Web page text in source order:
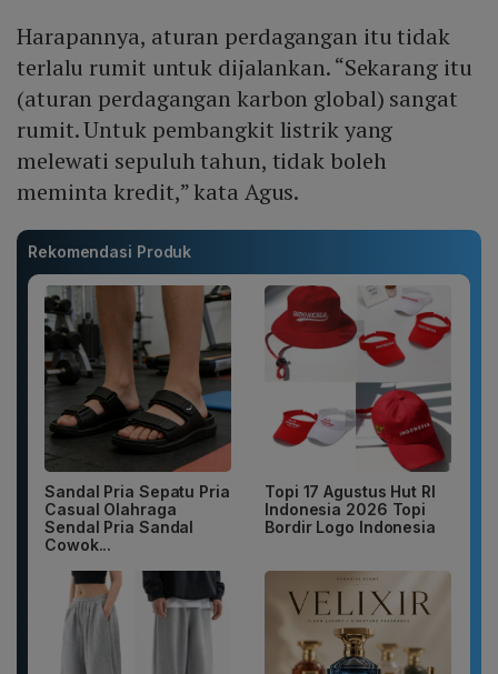
Harapannya, aturan perdagangan itu tidak
terlalu rumit untuk dijalankan. “Sekarang itu
(aturan perdagangan karbon global) sangat
rumit. Untuk pembangkit listrik yang
melewati sepuluh tahun, tidak boleh
meminta kredit,” kata Agus.
Rekomendasi Produk
Sandal Pria Sepatu Pria
Casual Olahraga
Sendal Pria Sandal
Cowok...
Topi 17 Agustus Hut RI
Indonesia 2026 Topi
Bordir Logo Indonesia